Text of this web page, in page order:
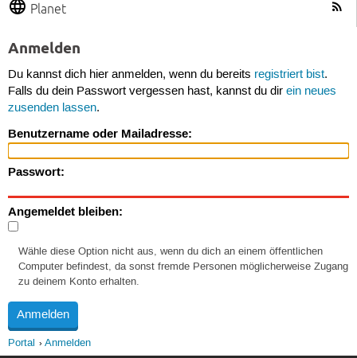
Planet
Anmelden
Du kannst dich hier anmelden, wenn du bereits registriert bist.
Falls du dein Passwort vergessen hast, kannst du dir ein neues
zusenden lassen.
Benutzername oder Mailadresse:
Passwort:
Angemeldet bleiben:
Wähle diese Option nicht aus, wenn du dich an einem öffentlichen
Computer befindest, da sonst fremde Personen möglicherweise Zugang
zu deinem Konto erhalten.
Portal Anmelden